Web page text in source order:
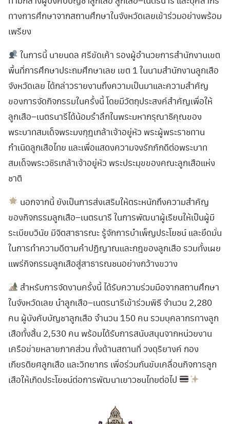
ทางการศึกษาจากสถานศึกษาในจังหวัดเลยเข้าร่วมอย่างพร้อม
เพรียง
ในการนี้ นายนดล ศรีขัดเค้า รองผู้อำนวยการสำนักงานเขต
พื้นที่การศึกษาประถมศึกษาเลย เขต 1 ในนามสำนักงานลูกเสือ
จังหวัดเลย ได้กล่าวรายงานถึงความเป็นมาและความสำคัญ
ของการจัดกิจกรรมในครั้งนี้ โดยมีวัตถุประสงค์สำคัญเพื่อให้
ลูกเสือ–เนตรนารีได้น้อมรำลึกในพระมหากรุณาธิคุณของ
พระบาทสมเด็จพระมงกุฎเกล้าเจ้าอยู่หัว พระผู้พระราชทาน
กำเนิดลูกเสือไทย และเพื่อแสดงความจงรักภักดีต่อพระบาท
สมเด็จพระวชิรเกล้าเจ้าอยู่หัว พระประมุขของคณะลูกเสือแห่ง
ชาติ
นอกจากนี้ ยังเป็นการส่งเสริมให้ตระหนักถึงความสำคัญ
ของกิจกรรมลูกเสือ–เนตรนารี ในการพัฒนาผู้เรียนให้เป็นผู้มี
ระเบียบวินัย มีจิตสาธารณะ รู้จักการบำเพ็ญประโยชน์ และยึดมั่น
ในการทำความดีตามคำปฏิญาณและกฎของลูกเสือ รวมทั้งเผย
แพร่กิจกรรมลูกเสือสู่สาธารณชนอย่างกว้างขวาง
สำหรับการจัดงานครั้งนี้ ได้รับความร่วมมือจากสถานศึกษา
ในจังหวัดเลย นำลูกเสือ–เนตรนารีเข้าร่วมพิธี จำนวน 2,280
คน ผู้บังคับบัญชาลูกเสือ จำนวน 150 คน รวมบุคลากรทางลูก
เสือทั้งสิ้น 2,530 คน พร้อมได้รับการสนับสนุนจากหน่วยงาน
เครือข่ายหลายภาคส่วน ทั้งด้านสถานที่ วงดุริยางค์ กอง
เกียรติยศลูกเสือ และวิทยากร เพื่อร่วมกันขับเคลื่อนกิจการลูก
เสือให้เกิดประโยชน์ต่อการพัฒนาเยาวชนไทยต่อไป